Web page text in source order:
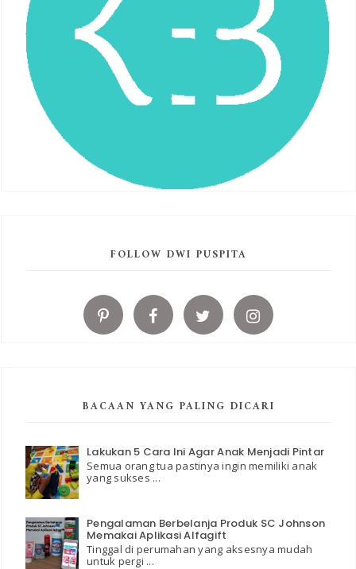
FOLLOW DWI PUSPITA
BACAAN YANG PALING DICARI
Lakukan 5 Cara Ini Agar Anak Menjadi Pintar
Semua orang tua pastinya ingin memiliki anak
yang sukses ...
Pengalaman Berbelanja Produk SC Johnson
Memakai Aplikasi Alfagift
Tinggal di perumahan yang aksesnya mudah
untuk pergi ...